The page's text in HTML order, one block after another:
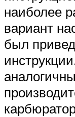
наиболее
вариант
был